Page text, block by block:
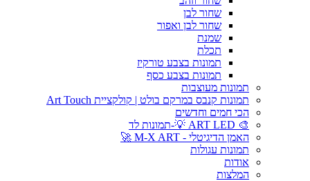
שחור לבן
שחור לבן ואפור
שמנת
תכלת
תמונות בצבע טורקיז
תמונות בצבע כסף
תמונות מעוצבות
תמונות קנבס במרקם בולט | קולקציית Art Touch
הכי חמים וחדשים
🎨 ART LED 💡-תמונות לד
האמן הדיגיטלי - M-X ART 🚀
תמונות עגולות
אודות
המלצות